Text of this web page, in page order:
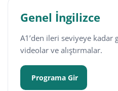
Genel İngilizce
A1’den ileri seviyeye kadar
videolar ve alıştırmalar.
Programa Gir